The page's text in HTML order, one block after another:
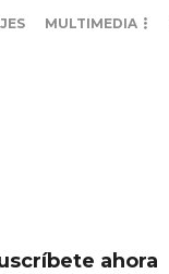
MULTIMEDIA
ahora